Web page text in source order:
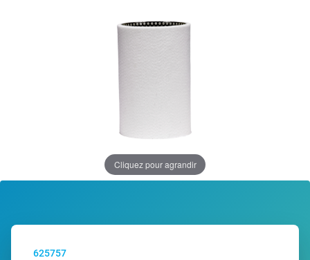
Cliquez pour agrandir
625757